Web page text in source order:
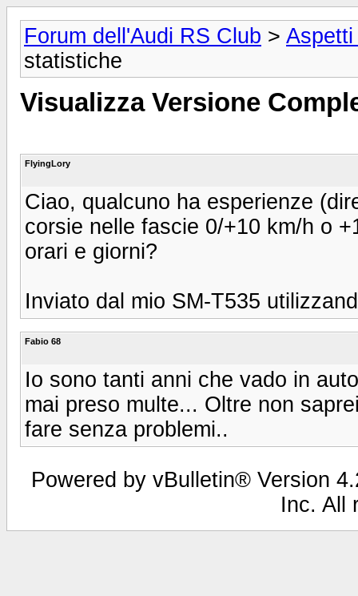
Forum dell'Audi RS Club > Aspetti
statistiche
Visualizza Versione
FlyingLory
Ciao, qualcuno ha esperienze
corsie nelle fascie 0/+10 km/h o
orari e giorni?
Inviato dal mio SM-T535
Fabio 68
Io sono tanti anni che vado in
mai preso multe... Oltre non
fare senza problemi..
Powered by vBulletin® Version
Inc. All